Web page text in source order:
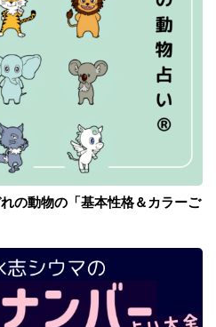
の動物の「基本性格＆カラーご